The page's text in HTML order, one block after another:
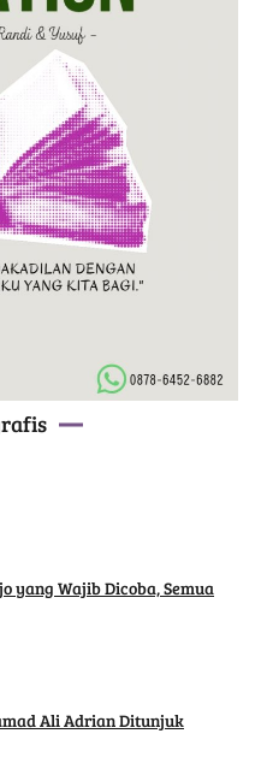
yang Wajib Dicoba, Semua
Ali Adrian Ditunjuk